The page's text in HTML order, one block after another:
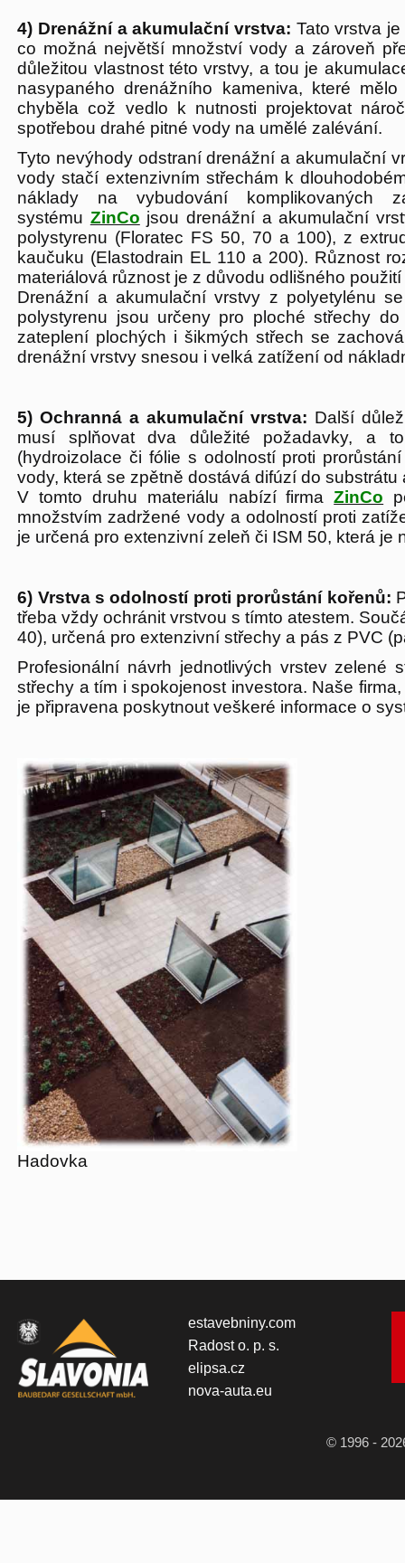
4) Drenážní a akumulační vrstva: Tato vrstva
co možná největší množství vody a zároveň
důležitou vlastnost této vrstvy, a tou je
nasypaného drenážního kameniva, které
chyběla což vedlo k nutnosti projektovat
spotřebou drahé pitné vody na umělé zalévání.
Tyto nevýhody odstraní drenážní a akumulační
vody stačí extenzivním střechám k
náklady na vybudování
systému ZinCo jsou drenážní a akumulační
polystyrenu (Floratec FS 50, 70 a 100), z
kaučuku (Elastodrain EL 110 a 200). Různost
materiálová různost je z důvodu odlišného
Drenážní a akumulační vrstvy z polyetylénu
polystyrenu jsou určeny pro ploché střechy
zateplení plochých i šikmých střech se
drenážní vrstvy snesou i velká zatížení od
5) Ochranná a akumulační vrstva: Další
musí splňovat dva důležité požadavky, a
(hydroizolace či fólie s odolností proti
vody, která se zpětně dostává difúzí do substrátu
V tomto druhu materiálu nabízí firmaZinCo
množstvím zadržené vody a odolností proti
je určená pro extenzivní zeleň či ISM 50, která
6) Vrstva s odolností proti prorůstání kořenů:
třeba vždy ochránit vrstvou s tímto atestem.
40), určená pro extenzivní střechy a pás z PVC
Profesionální návrh jednotlivých vrstev zelené
střechy a tím i spokojenost investora. Naše
je připravena poskytnout veškeré informace o
Hadovka
estavebniny.com
Radost o. p. s.
elipsa.cz
nova-auta.eu
© 1996 -